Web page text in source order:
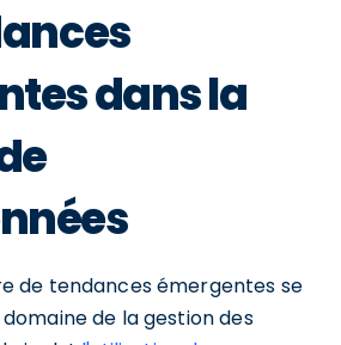
dans la
de tendances émergentes se
de la gestion des